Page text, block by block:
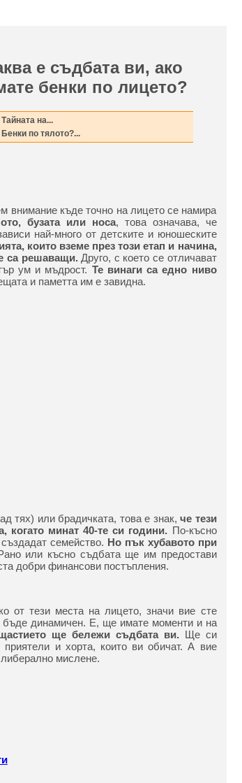
е съдбата ви, ако
бенки по лицето?
Тайната на...
Бенки по тялото?...
внимание къде точно на лицето се намира
бузата или носа, това означава, че
най-много от детските и юношеските
които вземе през този етап и начина,
са решаващи.Друго, с което се отличават
ум и мъдрост. Те винаги са едно ниво
и паметта им е завидна.
тях) или брадичката, това е знак, че тези
минат 40-те си години. По-късно
семейство. Но пък хубавото при
или късно съдбата ще им предостави
добри финансови постъпления.
от тези места на лицето, значи вие сте
динамичен. Е, ще имате моменти и на
ще бележи съдбата ви.Ще си
и хорта, които ви обичат. А вие
мислене.